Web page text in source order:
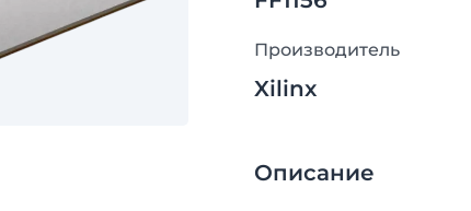
Производитель
Xilinx
Описание